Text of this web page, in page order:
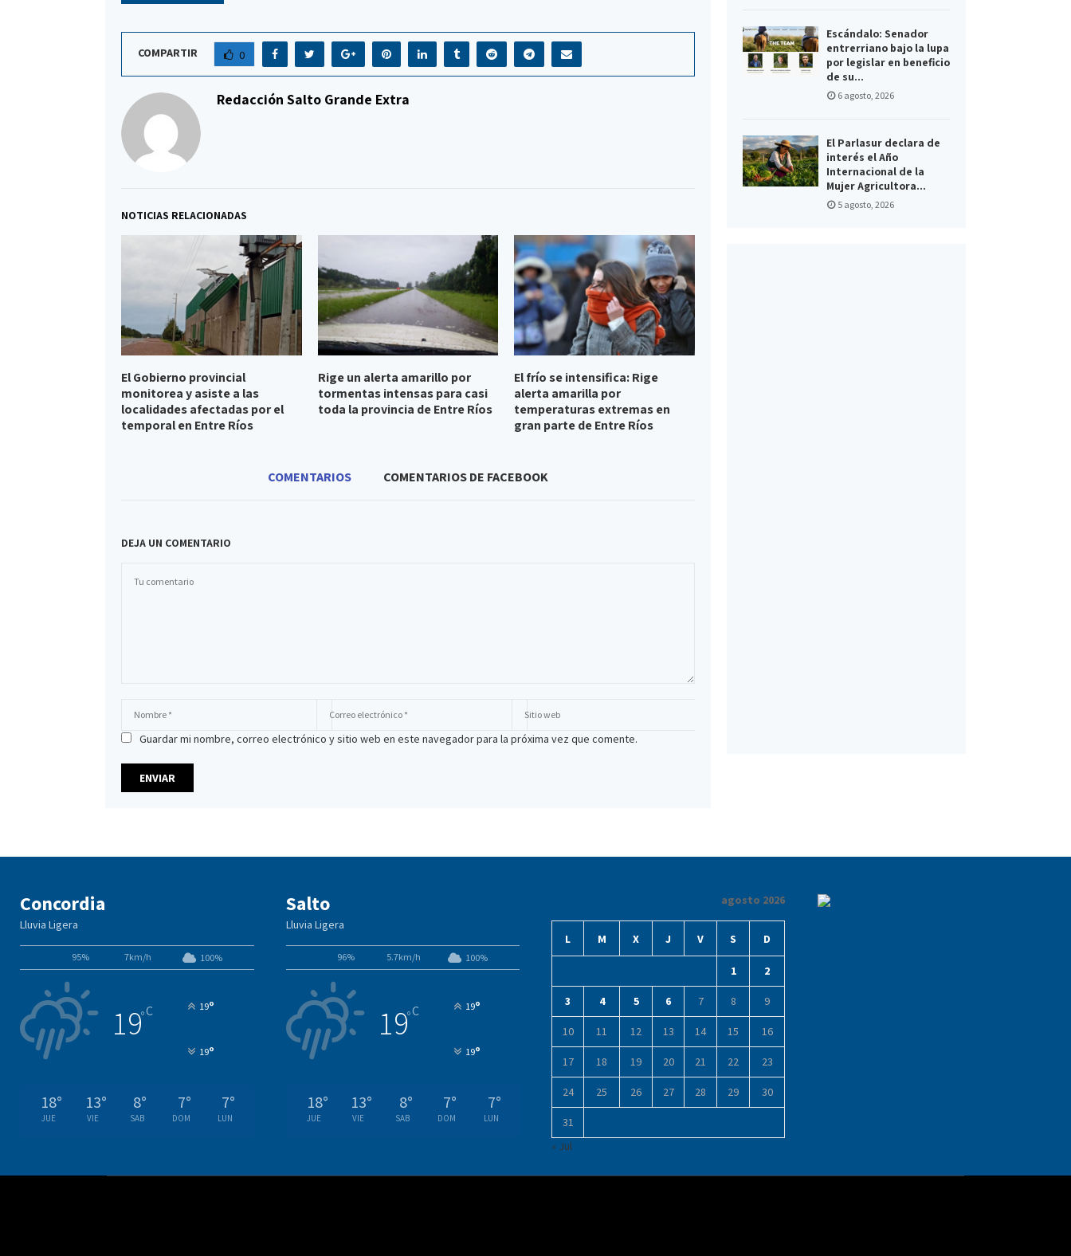
COMPARTIR 0
Redacción Salto Grande Extra
NOTICIAS RELACIONADAS
El Gobierno provincial
monitorea y asiste a las
localidades afectadas por el
temporal en Entre Ríos
Rige un alerta amarillo por
tormentas intensas para casi
toda la provincia de Entre Ríos
El frío se intensifica: Rige
alerta amarilla por
temperaturas extremas en
gran parte de Entre Ríos
COMENTARIOS COMENTARIOS DE FACEBOOK
DEJA UN COMENTARIO
Guardar mi nombre, correo electrónico y sitio web en este navegador para la próxima vez que comente.
Escándalo: Senador
entrerriano bajo la lupa
por legislar en beneficio
de su...
6 agosto, 2026
El Parlasur declara de
interés el Año
Internacional de la
Mujer Agricultora...
5 agosto, 2026
Concordia
Lluvia Ligera
95% 7km/h 100%
19°C 19°
19°
18°
JUE
13°
VIE
8°
SAB
7°
DOM
7°
LUN
Salto
Lluvia Ligera
96% 5.7km/h 100%
19°C 19°
19°
18°
JUE
13°
VIE
8°
SAB
7°
DOM
7°
LUN
agosto 2026
L M X J V S D
1 2
3 4 5 6 7 8 9
10 11 12 13 14 15 16
17 18 19 20 21 22 23
24 25 26 27 28 29 30
31
« Jul